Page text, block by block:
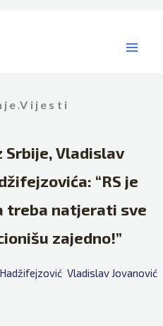
,Vijesti
Srbije, Vladislav
“RS je
treba natjerati sve
zajedno!”
Vladislav Jovanović